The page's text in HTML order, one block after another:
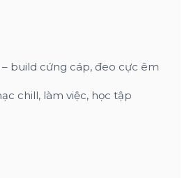
build cứng cáp, đeo cực êm
chill, làm việc, học tập